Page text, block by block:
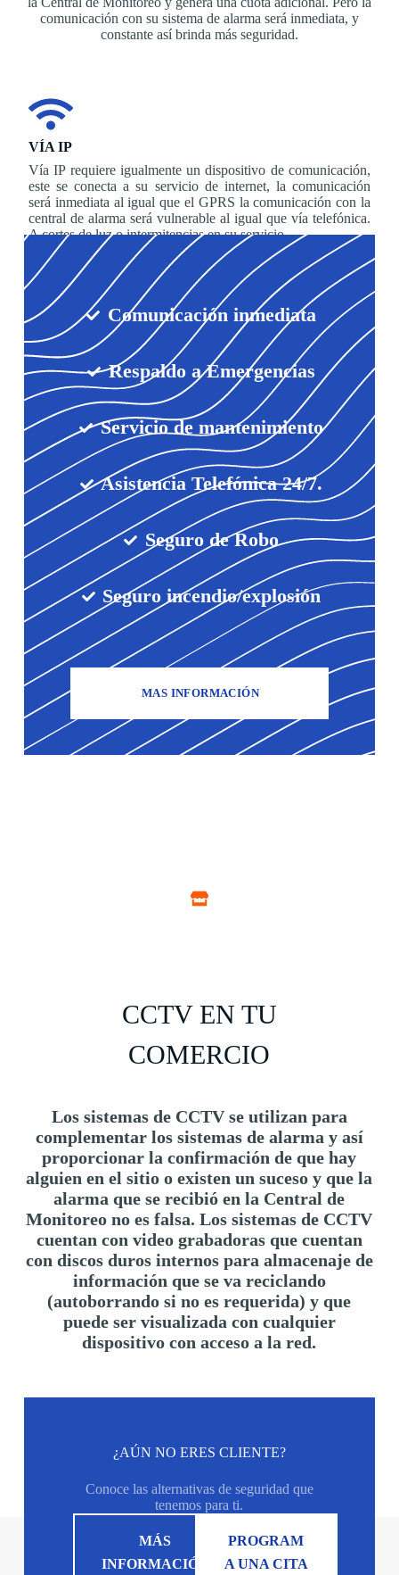
comunicación con su sistema de alarma será inmediata, y
constante así brinda más seguridad.
VÍA IP
Vía IP requiere igualmente un dispositivo de comunicación,
este se conecta a su servicio de internet, la comunicación
será inmediata al igual que el GPRS la comunicación con la
central de alarma será vulnerable al igual que vía telefónica.
A cortes de luz o intermitencias en su servicio.
Comunicación inmediata
Respaldo a Emergencias
Servicio de mantenimiento
Asistencia Telefónica 24/7.
Seguro de Robo
Seguro incendio/explosión
MAS INFORMACIÓN
CCTV EN TU
COMERCIO
Los sistemas de CCTV se utilizan para
complementar los sistemas de alarma y así
proporcionar la confirmación de que hay
alguien en el sitio o existen un suceso y que la
alarma que se recibió en la Central de
Monitoreo no es falsa. Los sistemas de CCTV
cuentan con video grabadoras que cuentan
con discos duros internos para almacenaje de
información que se va reciclando
(autoborrando si no es requerida) y que
puede ser visualizada con cualquier
dispositivo con acceso a la red.
¿AÚN NO ERES CLIENTE?
Conoce las alternativas de seguridad que
tenemos para ti.
MÁS
INFORMACIÓN
PROGRAM
A UNA CITA